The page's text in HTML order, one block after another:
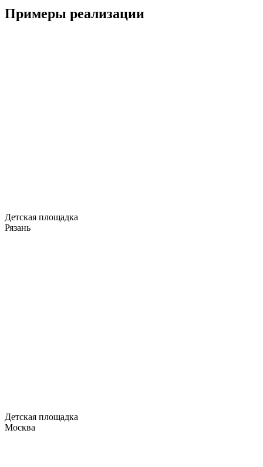
Примеры реализации
Детская площадка
Рязань
Детская площадка
Москва